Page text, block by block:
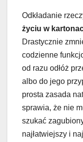
Odkładanie
życiu w
Drastycznie
codzienne
od razu odłóż
albo do jego
prosta zasada
sprawia, że nie
szukać
najłatwiejszy i